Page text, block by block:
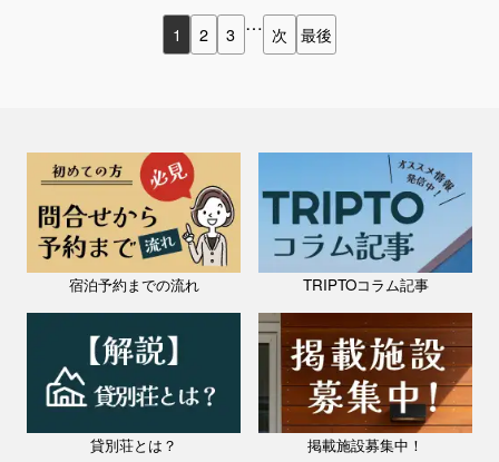
1 2 3 … 次 最後
宿泊予約までの流れ TRIPTOコラム記事
貸別荘とは？ 掲載施設募集中！